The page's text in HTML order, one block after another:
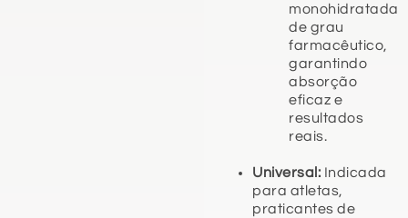
monohidratada
de grau
farmacêutico,
garantindo
absorção
eficaz e
resultados
reais.
Universal: Indicada
para atletas,
praticantes de